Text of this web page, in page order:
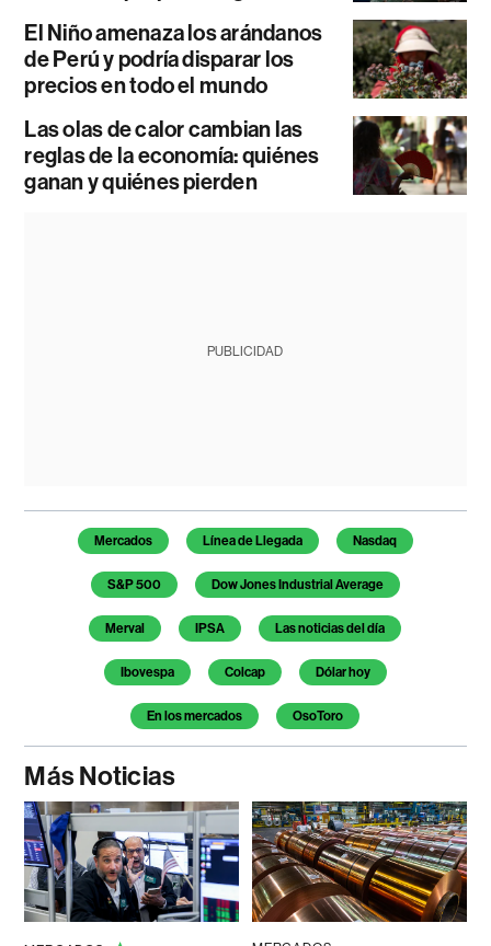
El Niño amenaza los arándanos
de Perú y podría disparar los
precios en todo el mundo
Las olas de calor cambian las
reglas de la economía: quiénes
ganan y quiénes pierden
PUBLICIDAD
Temas de este artículo
Mercados Línea de Llegada Nasdaq
S&P 500 Dow Jones Industrial Average
Merval IPSA Las noticias del día
Ibovespa Colcap Dólar hoy
En los mercados OsoToro
Más Noticias